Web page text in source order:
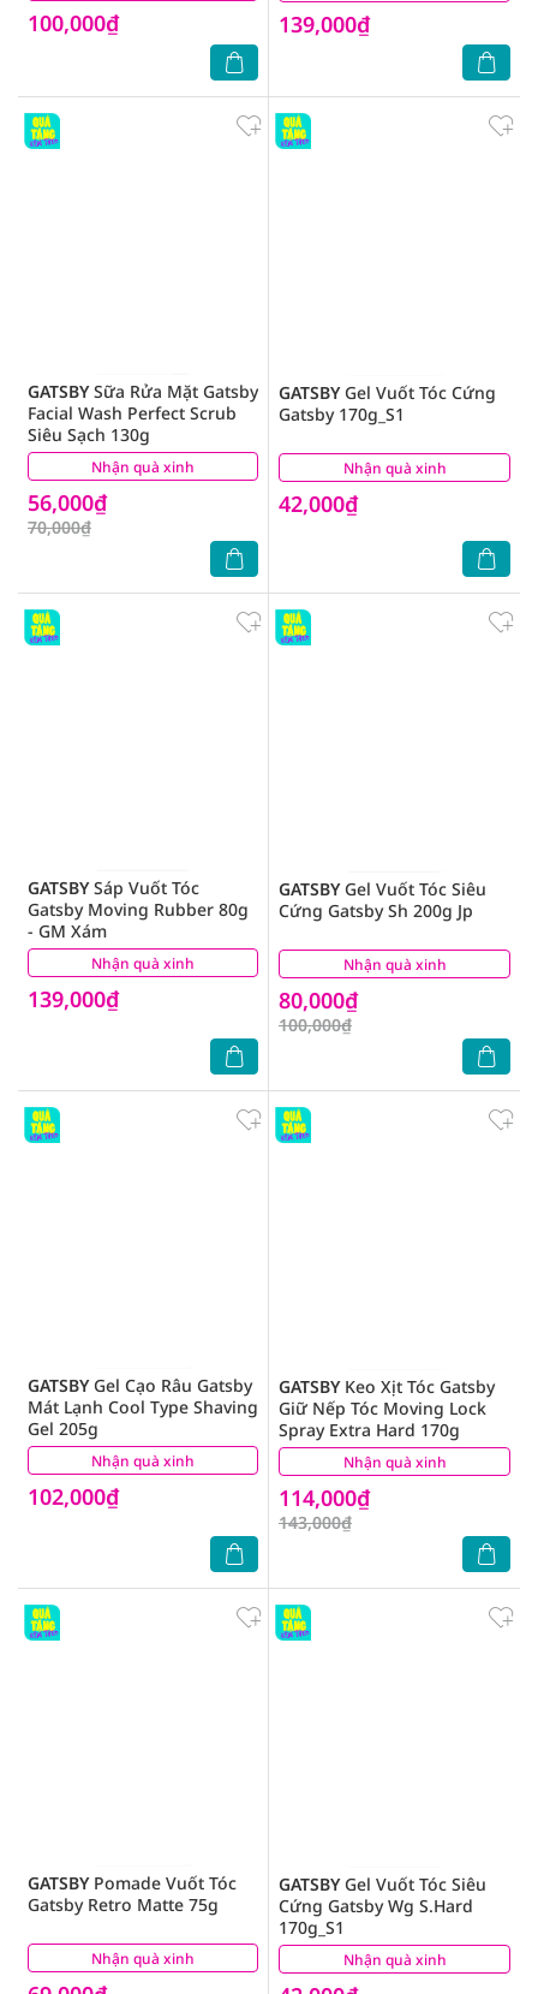
100,000₫ 139,000₫
Nhận quà xinh
GATSBYSữa Rửa Mặt Gatsby
Facial Wash Perfect Scrub
Siêu Sạch 130g
56,000₫
70,000₫
(9) Nhận quà xinh
GATSBYGel Vuốt Tóc Cứng
Gatsby 170g_S1
42,000₫
(0)
Nhận quà xinh
GATSBYSáp Vuốt Tóc
Gatsby Moving Rubber 80g
- GM Xám
139,000₫
(4) Nhận quà xinh
GATSBYGel Vuốt Tóc Siêu
Cứng Gatsby Sh 200g Jp
80,000₫
100,000₫
(2)
Nhận quà xinh
GATSBYGel Cạo Râu Gatsby
Mát Lạnh Cool Type Shaving
Gel 205g
102,000₫
(1) Nhận quà xinh
GATSBYKeo Xịt Tóc Gatsby
Giữ Nếp Tóc Moving Lock
Spray Extra Hard 170g
114,000₫
143,000₫
(1)
Nhận quà xinh
GATSBYPomade Vuốt Tóc
Gatsby Retro Matte 75g
(1) Nhận quà xinh
GATSBYGel Vuốt Tóc Siêu
Cứng Gatsby Wg S.Hard
170g_S1
(0)